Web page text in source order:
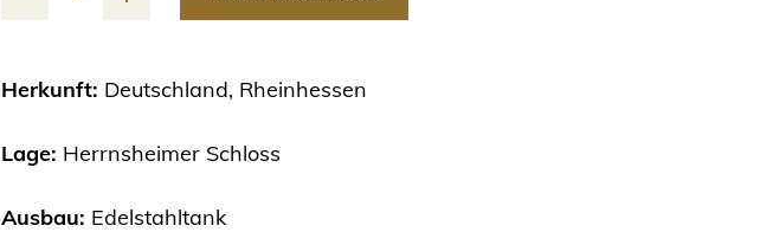
Herkunft: Deutschland, Rheinhessen
Lage: Herrnsheimer Schloss
Ausbau: Edelstahltank